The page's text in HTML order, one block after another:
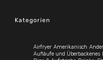
Kategorien
Airfryer Amerikanisch
Aufläufe und Überbackenes